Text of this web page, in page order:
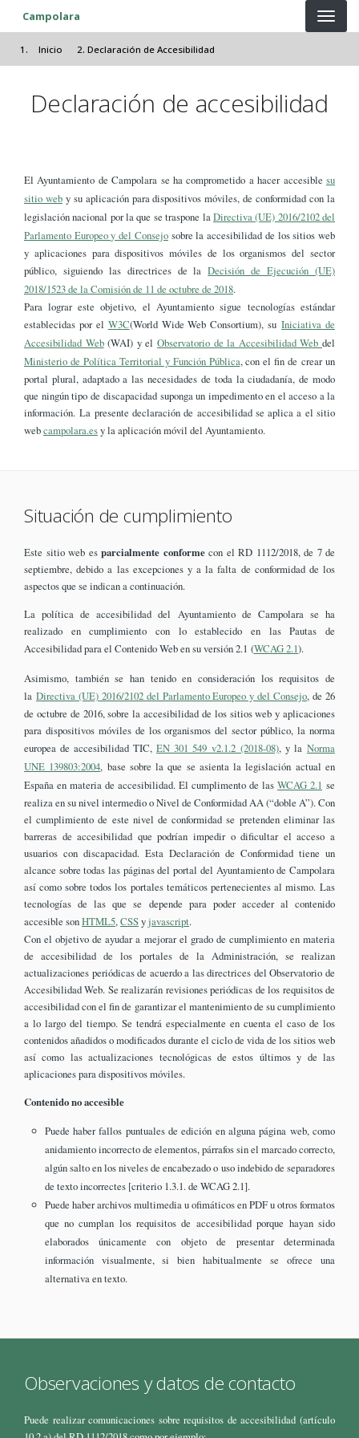
Pasar al contenido principal
Campolara
Inicio Declaración de Accesibilidad
Declaración de accesibilidad
El Ayuntamiento de Campolara se ha comprometido a hacer accesible su
sitio weby su aplicación para dispositivos móviles, de conformidad con la
legislación nacional por la que se traspone laDirectiva (UE) 2016/2102 del
Parlamento Europeo y del Consejosobre la accesibilidad de los sitios web
y aplicaciones para dispositivos móviles de los organismos del sector
público, siguiendo las directrices de laDecisión de Ejecución (UE)
2018/1523 de la Comisión de 11 de octubre de 2018.
Para lograr este objetivo, el Ayuntamiento sigue tecnologías estándar
establecidas por el W3C(World Wide Web Consortium), suIniciativa de
Accesibilidad Web(WAI) y elObservatorio de la Accesibilidad Webdel
Ministerio de Política Territorial y Función Pública, con el fin de crear un
portal plural, adaptado a las necesidades de toda la ciudadanía, de modo
que ningún tipo de discapacidad suponga un impedimento en el acceso a la
información. La presente declaración de accesibilidad se aplica a el sitio
webcampolara.esy la aplicación móvil del Ayuntamiento.
Situación de cumplimiento
Este sitio web es parcialmente conformecon el RD 1112/2018, de 7 de
septiembre, debido a las excepciones y a la falta de conformidad de los
aspectos que se indican a continuación.
La política de accesibilidad del Ayuntamiento de Campolara se ha
realizado en cumplimiento con lo establecido en las Pautas de
Accesibilidad para el Contenido Web en su versión 2.1 (WCAG 2.1).
Asimismo, también se han tenido en consideración los requisitos de
la Directiva (UE) 2016/2102 del Parlamento Europeo y del Consejo, de 26
de octubre de 2016, sobre la accesibilidad de los sitios web y aplicaciones
para dispositivos móviles de los organismos del sector público, la norma
europea de accesibilidad TIC, EN 301 549 v2.1.2 (2018-08), y la Norma
UNE 139803:2004, base sobre la que se asienta la legislación actual en
España en materia de accesibilidad. El cumplimento de las WCAG 2.1 se
realiza en su nivel intermedio o Nivel de Conformidad AA (“doble A”). Con
el cumplimiento de este nivel de conformidad se pretenden eliminar las
barreras de accesibilidad que podrían impedir o dificultar el acceso a
usuarios con discapacidad. Esta Declaración de Conformidad tiene un
alcance sobre todas las páginas del portal del Ayuntamiento de Campolara
así como sobre todos los portales temáticos pertenecientes al mismo. Las
tecnologías de las que se depende para poder acceder al contenido
accesible sonHTML5, CSSyjavascript.
Con el objetivo de ayudar a mejorar el grado de cumplimiento en materia
de accesibilidad de los portales de la Administración, se realizan
actualizaciones periódicas de acuerdo a las directrices del Observatorio de
Accesibilidad Web. Se realizarán revisiones periódicas de los requisitos de
accesibilidad con el fin de garantizar el mantenimiento de su cumplimiento
a lo largo del tiempo. Se tendrá especialmente en cuenta el caso de los
contenidos añadidos o modificados durante el ciclo de vida de los sitios web
así como las actualizaciones tecnológicas de estos últimos y de las
aplicaciones para dispositivos móviles.
Contenido no accesible
Puede haber fallos puntuales de edición en alguna página web, como
anidamiento incorrecto de elementos, párrafos sin el marcado correcto,
algún salto en los niveles de encabezado o uso indebido de separadores
de texto incorrectes [criterio 1.3.1. de WCAG 2.1].
Puede haber archivos multimedia u ofimáticos en PDF u otros formatos
que no cumplan los requisitos de accesibilidad porque hayan sido
elaborados únicamente con objeto de presentar determinada
información visualmente, si bien habitualmente se ofrece una
alternativa en texto.
Observaciones y datos de contacto
Puede realizar comunicaciones sobre requisitos de accesibilidad (artículo